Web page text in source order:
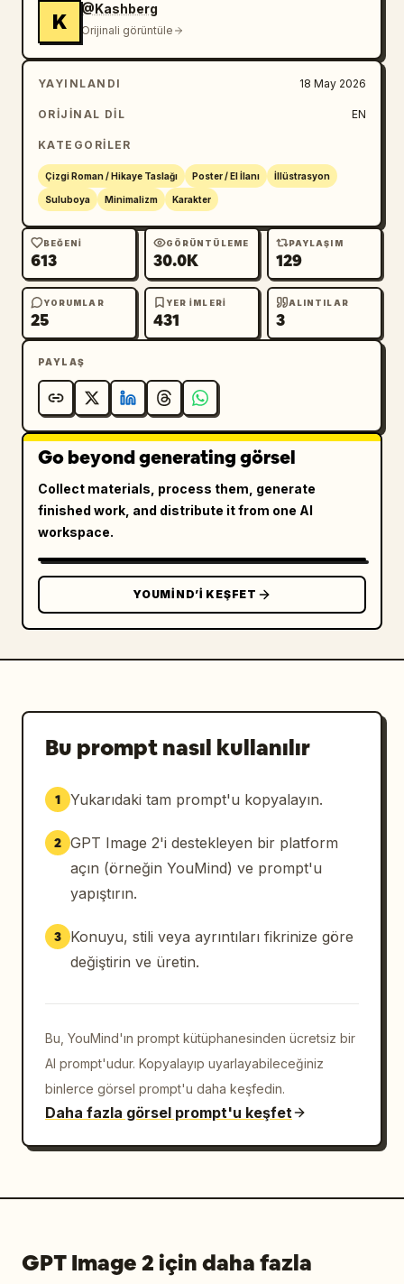
K
@Kashberg
Orijinali görüntüle
YAYINLANDI 18 May 2026
ORIJINAL DIL EN
KATEGORILER
Çizgi Roman / Hikaye Taslağı Poster / El İlanı İllüstrasyon
Suluboya Minimalizm Karakter
BEĞENI
613
GÖRÜNTÜLEME
30.0K
PAYLAŞIM
129
YORUMLAR
25
YER IMLERI
431
ALINTILAR
3
PAYLAŞ
Go beyond generating görsel
Collect materials, process them, generate
finished work, and distribute it from one AI
workspace.
YOUMIND’I KEŞFET
Bu prompt nasıl kullanılır
1 Yukarıdaki tam prompt'u kopyalayın.
2 GPT Image 2'i destekleyen bir platform
açın (örneğin YouMind) ve prompt'u
yapıştırın.
3
Konuyu, stili veya ayrıntıları fikrinize göre
değiştirin ve üretin.
Bu, YouMind'ın prompt kütüphanesinden ücretsiz bir
AI prompt'udur. Kopyalayıp uyarlayabileceğiniz
binlerce görsel prompt'u daha keşfedin.
Daha fazla görsel prompt'u keşfet
GPT Image 2 için daha fazla